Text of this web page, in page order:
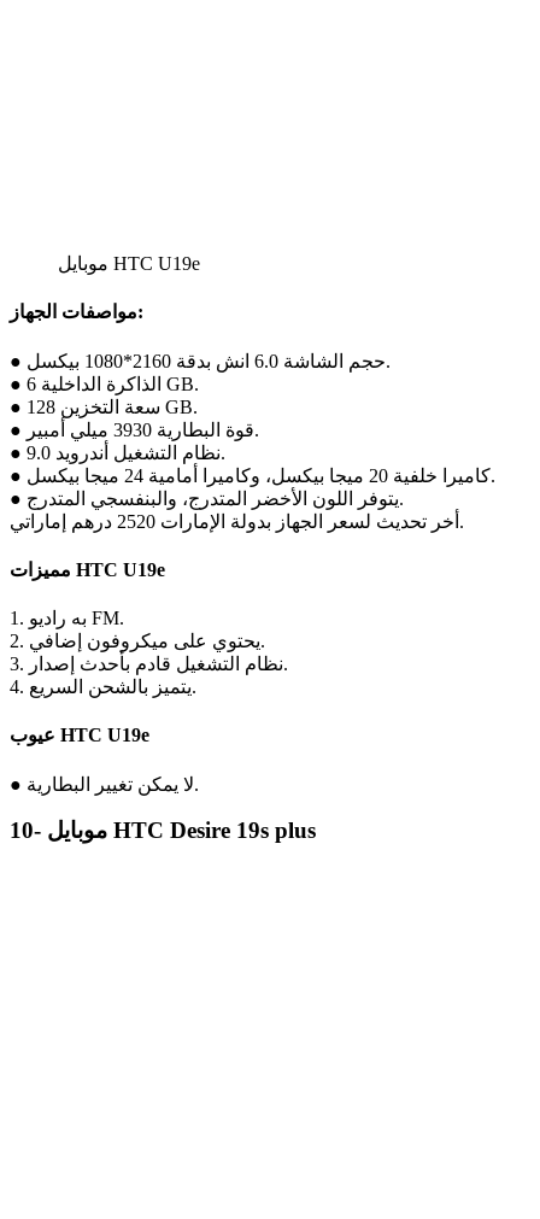
موبايل HTC U19e
مواصفات الجهاز:
● حجم الشاشة 6.0 انش بدقة 2160*1080 بيكسل.
● الذاكرة الداخلية 6 GB.
● سعة التخزين 128 GB.
● قوة البطارية 3930 ميلي أمبير.
● نظام التشغيل أندرويد 9.0.
● كاميرا خلفية 20 ميجا بيكسل، وكاميرا أمامية 24 ميجا بيكسل.
● يتوفر اللون الأخضر المتدرج، والبنفسجي المتدرج.
أخر تحديث لسعر الجهاز بدولة الإمارات 2520 درهم إماراتي.
مميزات HTC U19e
1. به راديو FM.
2. يحتوي على ميكروفون إضافي.
3. نظام التشغيل قادم بأحدث إصدار.
4. يتميز بالشحن السريع.
عيوب HTC U19e
● لا يمكن تغيير البطارية.
10- موبايل HTC Desire 19s plus